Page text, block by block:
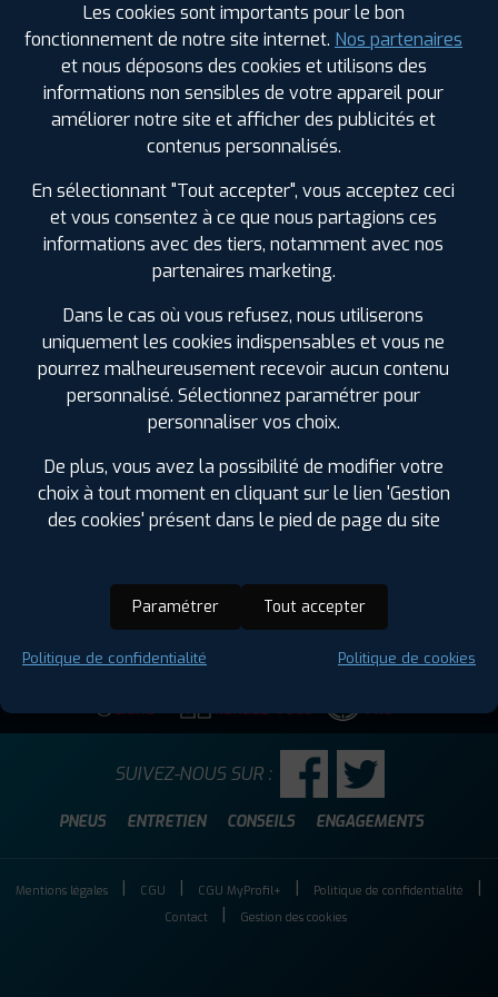
CODE EAN : 4250427443997
ⓘ B
120.90€TTC
FAIRE INSTALLER CE
PNEU
SP SPORT 270
215/65 R 16 98H
CODE EAN : 4250427443980
Été
Prix unitaire
120 .90€
PNEU
LIGNE RENDEZ-VOUS PRO
PNEUS ENTRETIEN CONSEILS ENGAGEMENTS
SUIVEZ-NOUS SUR :
Mentions légales CGU CGU MyProfil+
Politique de confidentialité
Contact
Gestion des cookies
Les cookies sont importants pour le bon
fonctionnement de notre site internet. Nos partenaires
et nous déposons des cookies et utilisons des
informations non sensibles de votre appareil pour
améliorer notre site et afficher des publicités et
contenus personnalisés.
En sélectionnant "Tout accepter", vous acceptez ceci
et vous consentez à ce que nous partagions ces
informations avec des tiers, notamment avec nos
partenaires marketing.
Dans le cas où vous refusez, nous utiliserons
uniquement les cookies indispensables et vous ne
pourrez malheureusement recevoir aucun contenu
personnalisé. Sélectionnez paramétrer pour
personnaliser vos choix.
De plus, vous avez la possibilité de modifier votre
choix à tout moment en cliquant sur le lien 'Gestion
des cookies' présent dans le pied de page du site
Paramétrer Tout accepter
Politique de confidentialité Politique de cookies